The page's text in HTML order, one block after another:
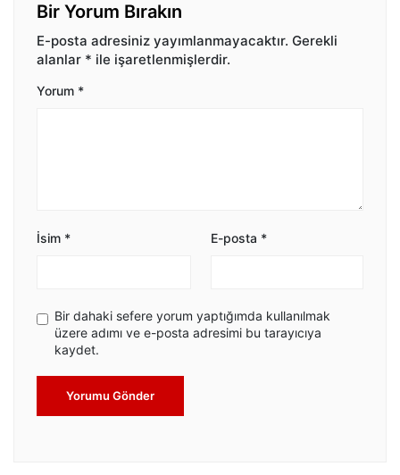
Bir Yorum Bırakın
E-posta adresiniz yayımlanmayacaktır. Gerekli
alanlar * ile işaretlenmişlerdir.
Yorum *
İsim * E-posta *
Bir dahaki sefere yorum yaptığımda kullanılmak
üzere adımı ve e-posta adresimi bu tarayıcıya
kaydet.
Yorumu Gönder